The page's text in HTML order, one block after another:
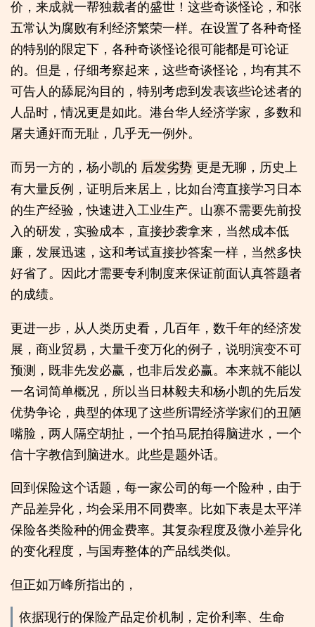
价，来成就一帮独裁者的盛世！这些奇谈怪论，和张
五常认为腐败有利经济繁荣一样。在设置了各种奇怪
的特别的限定下，各种奇谈怪论很可能都是可论证
的。但是，仔细考察起来，这些奇谈怪论，均有其不
可告人的舔屁沟目的，特别考虑到发表该些论述者的
人品时，情况更是如此。港台华人经济学家，多数和
屠夫通奸而无耻，几乎无一例外。
而另一方的，杨小凯的 后发劣势 更是无聊，历史上
有大量反例，证明后来居上，比如台湾直接学习日本
的生产经验，快速进入工业生产。山寨不需要先前投
入的研发，实验成本，直接抄袭拿来，当然成本低
廉，发展迅速，这和考试直接抄答案一样，当然多快
好省了。因此才需要专利制度来保证前面认真答题者
的成绩。
更进一步，从人类历史看，几百年，数千年的经济发
展，商业贸易，大量千变万化的例子，说明演变不可
预测，既非先发必赢，也非后发必赢。本来就不能以
一名词简单概况，所以当日林毅夫和杨小凯的先后发
优势争论，典型的体现了这些所谓经济学家们的丑陋
嘴脸，两人隔空胡扯，一个拍马屁拍得脑进水，一个
信十字教信到脑进水。此些是题外话。
回到保险这个话题，每一家公司的每一个险种，由于
产品差异化，均会采用不同费率。比如下表是太平洋
保险各类险种的佣金费率。其复杂程度及微小差异化
的变化程度，与国寿整体的产品线类似。
但正如万峰所指出的，
依据现行的保险产品定价机制，定价利率、生命